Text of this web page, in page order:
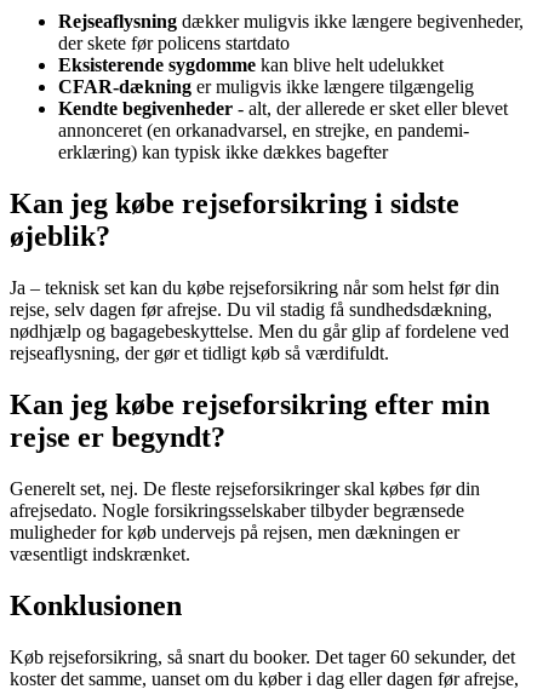
Rejseaflysning dækker muligvis ikke længere begivenheder,
der skete før policens startdato
Eksisterende sygdomme kan blive helt udelukket
CFAR-dækning er muligvis ikke længere tilgængelig
Kendte begivenheder - alt, der allerede er sket eller blevet
annonceret (en orkanadvarsel, en strejke, en pandemi-
erklæring) kan typisk ikke dækkes bagefter
Kan jeg købe rejseforsikring i sidste
øjeblik?
Ja – teknisk set kan du købe rejseforsikring når som helst før din
rejse, selv dagen før afrejse. Du vil stadig få sundhedsdækning,
nødhjælp og bagagebeskyttelse. Men du går glip af fordelene ved
rejseaflysning, der gør et tidligt køb så værdifuldt.
Kan jeg købe rejseforsikring efter min
rejse er begyndt?
Generelt set, nej. De fleste rejseforsikringer skal købes før din
afrejsedato. Nogle forsikringsselskaber tilbyder begrænsede
muligheder for køb undervejs på rejsen, men dækningen er
væsentligt indskrænket.
Konklusionen
Køb rejseforsikring, så snart du booker. Det tager 60 sekunder, det
koster det samme, uanset om du køber i dag eller dagen før afrejse,